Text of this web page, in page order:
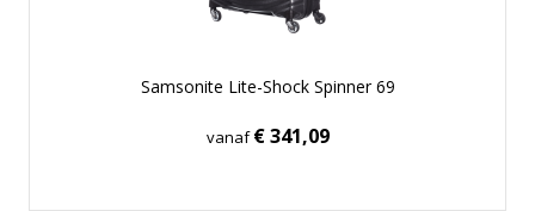
Samsonite Lite-Shock Spinner 69
vanaf€ 341,09